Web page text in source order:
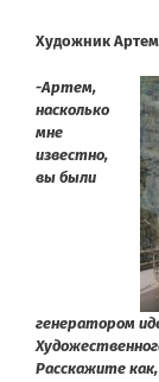
Художник
-Артем,
насколько
мне
известно,
вы были
генератором
Расскажите как,